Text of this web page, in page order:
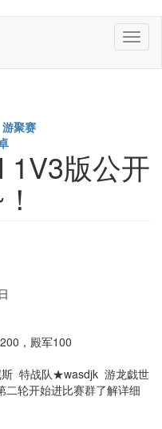
游聚赛
1V3版公开
，殿军100
特战队★wasdjk 游龙戯世
二轮开始进比赛群了解详细